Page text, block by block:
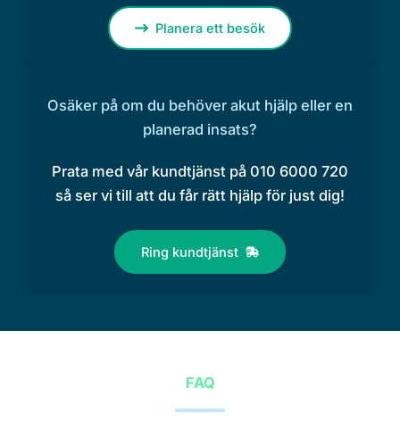
Planera ett besök
Osäker på om du behöver akut hjälp eller en
planerad insats?
Prata med vår kundtjänst på 010 6000 720
så ser vi till att du får rätt hjälp för just dig!
Ring kundtjänst
FAQ